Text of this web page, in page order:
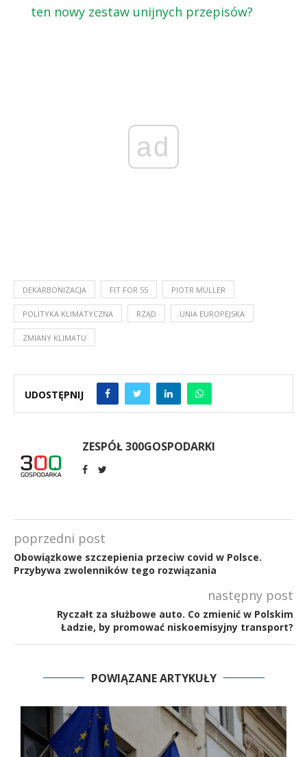
ten nowy zestaw unijnych przepisów?
ad
DEKARBONIZACJA FIT FOR 55 PIOTR MÜLLER
POLITYKA KLIMATYCZNA RZĄD UNIA EUROPEJSKA
ZMIANY KLIMATU
UDOSTĘPNIJ
ZESPÓŁ 300GOSPODARKI
poprzedni post
Obowiązkowe szczepienia przeciw covid w Polsce.
Przybywa zwolenników tego rozwiązania
następny post
Ryczałt za służbowe auto. Co zmienić w Polskim
Ładzie, by promować niskoemisyjny transport?
POWIĄZANE ARTYKUŁY